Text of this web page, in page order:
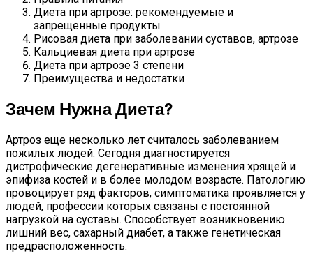
Диета при артрозе: рекомендуемые и
запрещенные продукты
Рисовая диета при заболевании суставов, артрозе
Кальциевая диета при артрозе
Диета при артрозе 3 степени
Преимущества и недостатки
Зачем Нужна Диета?
Артроз еще несколько лет считалось заболеванием
пожилых людей. Сегодня диагностируется
дистрофические дегенеративные изменения хрящей и
эпифиза костей и в более молодом возрасте. Патологию
провоцирует ряд факторов, симптоматика проявляется у
людей, профессии которых связаны с постоянной
нагрузкой на суставы. Способствует возникновению
лишний вес, сахарный диабет, а также генетическая
предрасположенность.